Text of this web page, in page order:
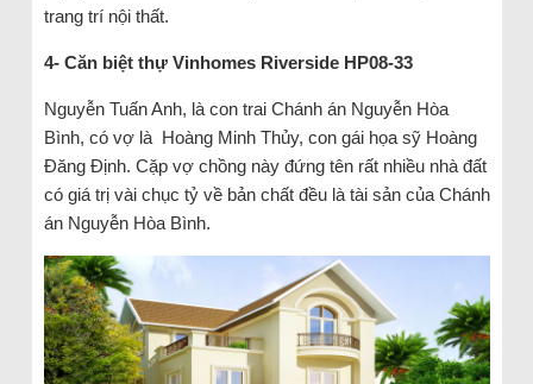
trang trí nội thất.
4- Căn biệt thự Vinhomes Riverside HP08-33
Nguyễn Tuấn Anh, là con trai Chánh án Nguyễn Hòa
Bình, có vợ là Hoàng Minh Thủy, con gái họa sỹ Hoàng
Đăng Định. Cặp vợ chồng này đứng tên rất nhiều nhà đất
có giá trị vài chục tỷ về bản chất đều là tài sản của Chánh
án Nguyễn Hòa Bình.